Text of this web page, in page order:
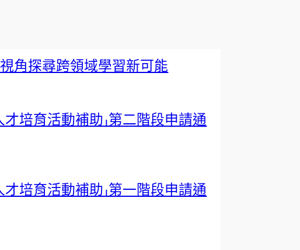
角探尋跨領域學習新可能
才培育活動補助」第二階段申請通
才培育活動補助」第一階段申請通